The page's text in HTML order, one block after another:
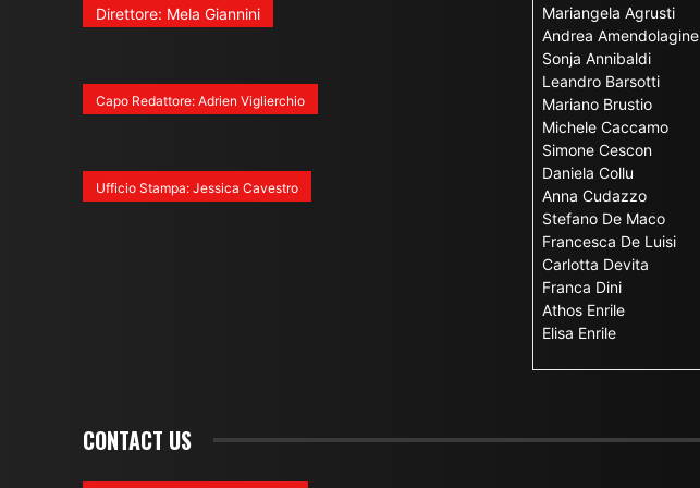
Direttore: Mela Giannini
Capo Redattore: Adrien Viglierchio
Ufficio Stampa: Jessica Cavestro
Mariangela Agrusti
Andrea Amendolagine
Sonja Annibaldi
Leandro Barsotti
Mariano Brustio
Michele Caccamo
Simone Cescon
Daniela Collu
Anna Cudazzo
Stefano De Maco
Francesca De Luisi
Carlotta Devita
Franca Dini
Athos Enrile
Elisa Enrile
CONTACT US